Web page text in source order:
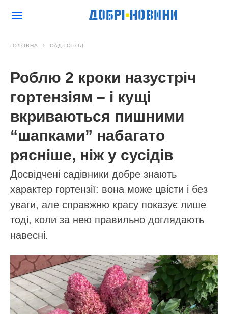
ГОЛОВНА САД-ГОРОД
Роблю 2 кроки назустріч
гортензіям – і кущі
вкриваються пишними
“шапками” набагато
рясніше, ніж у сусідів
Досвідчені садівники добре знають
характер гортензії: вона може цвісти і без
уваги, але справжню красу показує лише
тоді, коли за нею правильно доглядають
навесні.